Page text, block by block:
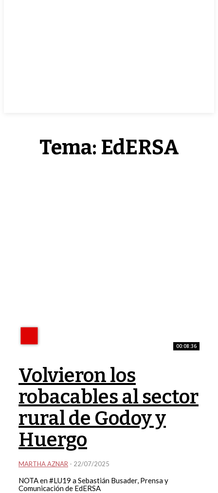
Tema: EdERSA
00:08:36
Volvieron los
robacables al sector
rural de Godoy y
Huergo
MARTHA AZNAR - 22/07/2025
NOTA en #LU19 a Sebastián Busader, Prensa y
Comunicación de EdERSA